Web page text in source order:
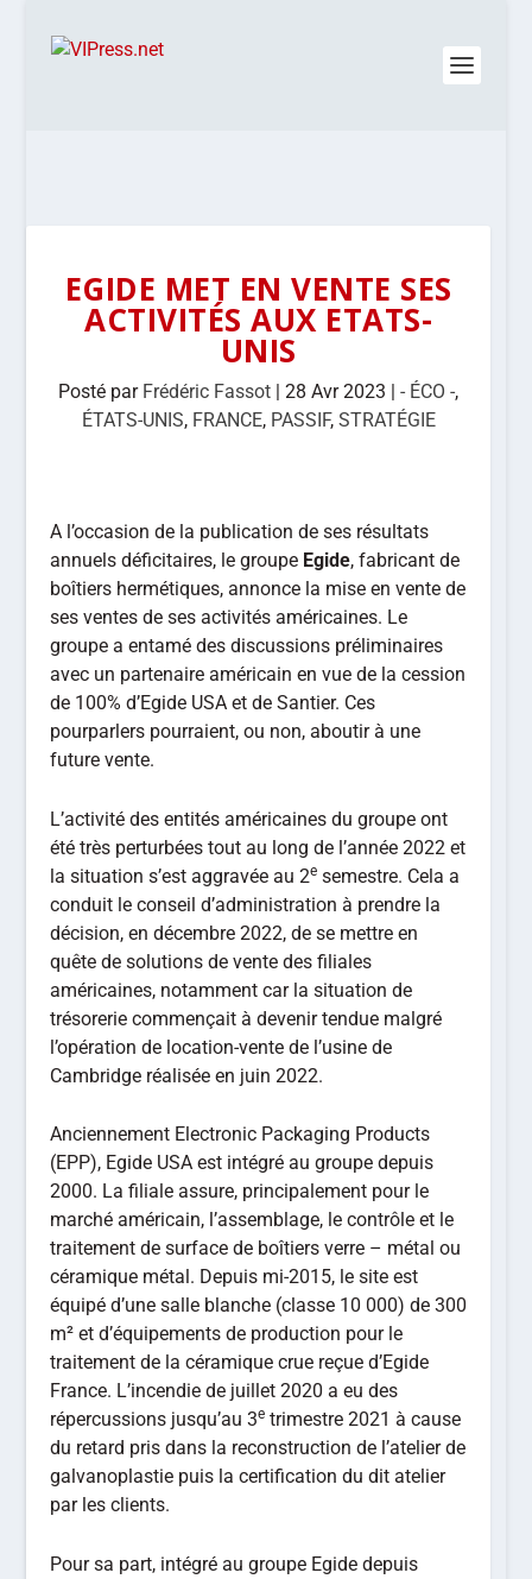
EGIDE MET EN VENTE SES
ACTIVITÉS AUX ETATS-
UNIS
Posté par Frédéric Fassot |28 Avr 2023 |- ÉCO -,
ÉTATS-UNIS, FRANCE, PASSIF, STRATÉGIE
A l’occasion de la publication de ses résultats
annuels déficitaires, le groupe Egide, fabricant de
boîtiers hermétiques, annonce la mise en vente de
ses ventes de ses activités américaines. Le
groupe a entamé des discussions préliminaires
avec un partenaire américain en vue de la cession
de 100% d’Egide USA et de Santier. Ces
pourparlers pourraient, ou non, aboutir à une
future vente.
L’activité des entités américaines du groupe ont
été très perturbées tout au long de l’année 2022 et
la situation s’est aggravée au 2e semestre. Cela a
conduit le conseil d’administration à prendre la
décision, en décembre 2022, de se mettre en
quête de solutions de vente des filiales
américaines, notamment car la situation de
trésorerie commençait à devenir tendue malgré
l’opération de location-vente de l’usine de
Cambridge réalisée en juin 2022.
Anciennement Electronic Packaging Products
(EPP), Egide USA est intégré au groupe depuis
2000. La filiale assure, principalement pour le
marché américain, l’assemblage, le contrôle et le
traitement de surface de boîtiers verre – métal ou
céramique métal. Depuis mi-2015, le site est
équipé d’une salle blanche (classe 10 000) de 300
m² et d’équipements de production pour le
traitement de la céramique crue reçue d’Egide
France. L’incendie de juillet 2020 a eu des
répercussions jusqu’au 3e trimestre 2021 à cause
du retard pris dans la reconstruction de l’atelier de
galvanoplastie puis la certification du dit atelier
par les clients.
Pour sa part, intégré au groupe Egide depuis